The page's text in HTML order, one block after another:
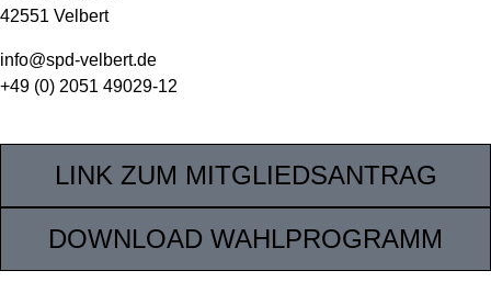
42551 Velbert
info@spd-velbert.de
+49 (0) 2051 49029-12
LINK ZUM MITGLIEDSANTRAG
DOWNLOAD WAHLPROGRAMM